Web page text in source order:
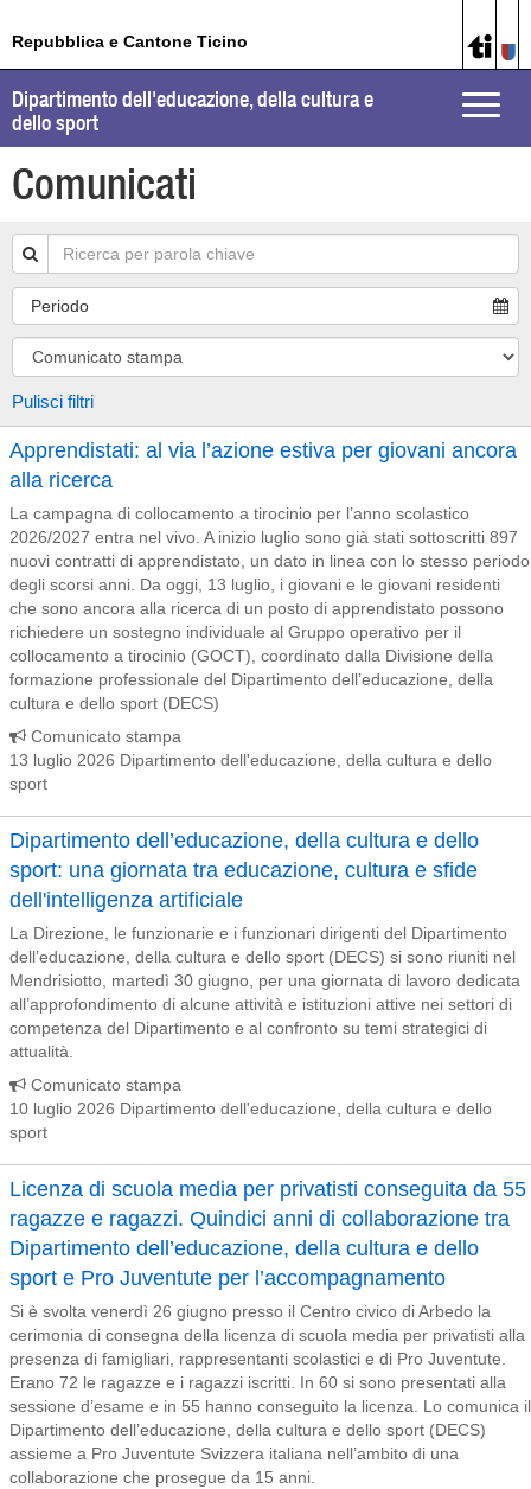
Repubblica e Cantone Ticino
Toggle
Dipartimento dell'educazione, della cultura e
dello sport
Comunicati
Periodo
Pulisci filtri
Apprendistati: al via l’azione estiva per giovani ancora
alla ricerca
La campagna di collocamento a tirocinio per l’anno scolastico
2026/2027 entra nel vivo. A inizio luglio sono già stati sottoscritti 897
nuovi contratti di apprendistato, un dato in linea con lo stesso periodo
degli scorsi anni. Da oggi, 13 luglio, i giovani e le giovani residenti
che sono ancora alla ricerca di un posto di apprendistato possono
richiedere un sostegno individuale al Gruppo operativo per il
collocamento a tirocinio (GOCT), coordinato dalla Divisione della
formazione professionale del Dipartimento dell’educazione, della
cultura e dello sport (DECS)
Comunicato stampa
13 luglio 2026 Dipartimento dell'educazione, della cultura e dello
sport
Dipartimento dell’educazione, della cultura e dello
sport: una giornata tra educazione, cultura e sfide
dell'intelligenza artificiale
La Direzione, le funzionarie e i funzionari dirigenti del Dipartimento
dell’educazione, della cultura e dello sport (DECS) si sono riuniti nel
Mendrisiotto, martedì 30 giugno, per una giornata di lavoro dedicata
all’approfondimento di alcune attività e istituzioni attive nei settori di
competenza del Dipartimento e al confronto su temi strategici di
attualità.
Comunicato stampa
10 luglio 2026 Dipartimento dell'educazione, della cultura e dello
sport
Licenza di scuola media per privatisti conseguita da 55
ragazze e ragazzi. Quindici anni di collaborazione tra
Dipartimento dell’educazione, della cultura e dello
sport e Pro Juventute per l’accompagnamento
Si è svolta venerdì 26 giugno presso il Centro civico di Arbedo la
cerimonia di consegna della licenza di scuola media per privatisti alla
presenza di famigliari, rappresentanti scolastici e di Pro Juventute.
Erano 72 le ragazze e i ragazzi iscritti. In 60 si sono presentati alla
sessione d’esame e in 55 hanno conseguito la licenza. Lo comunica il
Dipartimento dell’educazione, della cultura e dello sport (DECS)
assieme a Pro Juventute Svizzera italiana nell’ambito di una
collaborazione che prosegue da 15 anni.